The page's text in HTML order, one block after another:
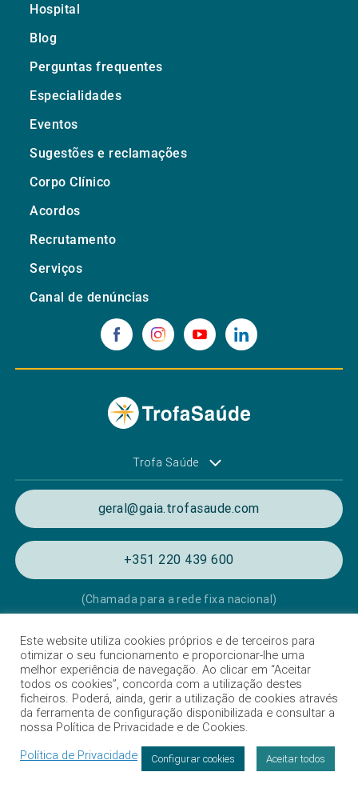
Hospital
Blog
Perguntas frequentes
Especialidades
Eventos
Sugestões e reclamações
Corpo Clínico
Acordos
Recrutamento
Serviços
Canal de denúncias
Trofa Saúde
geral@gaia.trofasaude.com
+351 220 439 600
(Chamada para a rede fixa nacional)
Política de Privacidade e de Cookies
Termos e condições de utilização
Listagem das Unidades Hospitalares
Proteção de dados
Livro de Reclamações
Este website utiliza cookies próprios e de terceiros para
otimizar o seu funcionamento e proporcionar-lhe uma
melhor experiência de navegação. Ao clicar em “Aceitar
todos os cookies”, concorda com a utilização destes
ficheiros. Poderá, ainda, gerir a utilização de cookies através
da ferramenta de configuração disponibilizada e consultar a
nossa Política de Privacidade e de Cookies.
Política de Privacidade
Configurar cookies Aceitar todos